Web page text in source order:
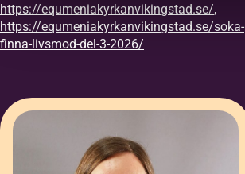
https://equmeniakyrkanvikingstad.se/,
https://equmeniakyrkanvikingstad.se/soka-
finna-livsmod-del-3-2026/